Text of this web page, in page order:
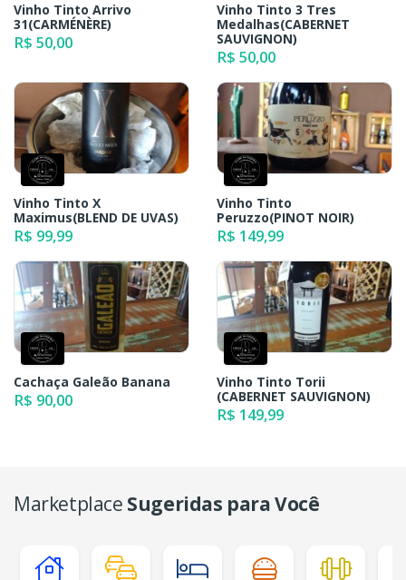
Vinho Tinto Arrivo
31(CARMÉNÈRE)
R$ 50,00
Vinho Tinto 3 Tres
Medalhas(CABERNET
SAUVIGNON)
R$ 50,00
Vinho Tinto X
Maximus(BLEND DE UVAS)
R$ 99,99
Vinho Tinto
Peruzzo(PINOT NOIR)
R$ 149,99
Cachaça Galeão Banana
R$ 90,00
Vinho Tinto Torii
(CABERNET SAUVIGNON)
R$ 149,99
Marketplace Sugeridas para Você